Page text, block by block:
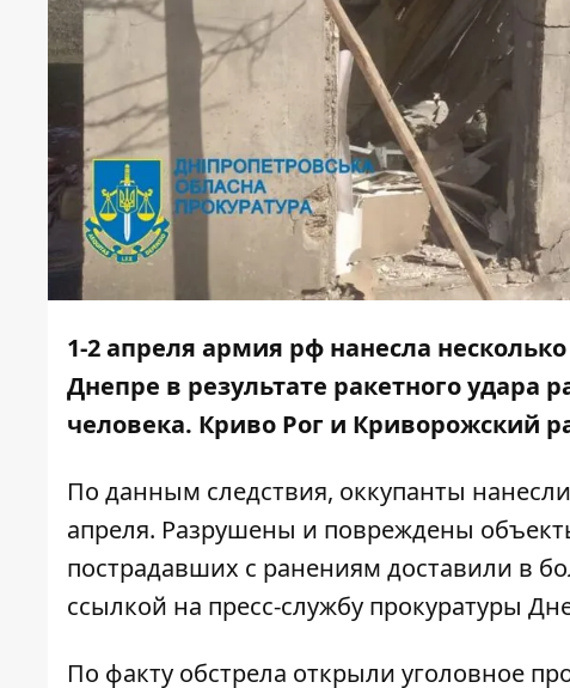
1-2 апреля армия рф нанесла
Днепре в результате ракетного удара
человека. Криво Рог и Криворожский
По данным следствия, оккупанты
апреля. Разрушены и повреждены
пострадавших с ранениям доставили в
ссылкой на пресс-службу прокуратуры
По факту обстрела открыли уголовное